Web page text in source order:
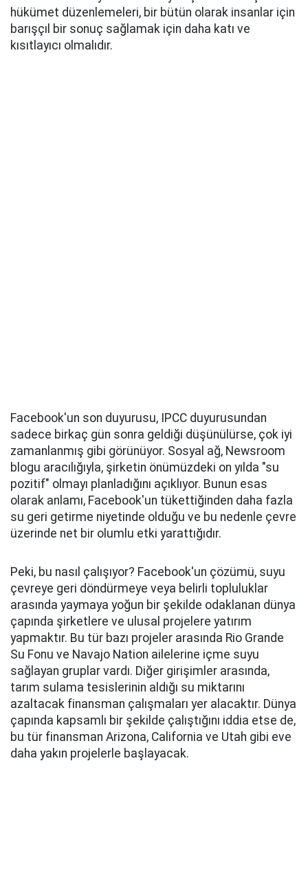
hükümet düzenlemeleri, bir bütün olarak insanlar için
barışçıl bir sonuç sağlamak için daha katı ve
kısıtlayıcı olmalıdır.
Facebook'un son duyurusu, IPCC duyurusundan
sadece birkaç gün sonra geldiği düşünülürse, çok iyi
zamanlanmış gibi görünüyor. Sosyal ağ, Newsroom
blogu aracılığıyla, şirketin önümüzdeki on yılda "su
pozitif" olmayı planladığını açıklıyor. Bunun esas
olarak anlamı, Facebook'un tükettiğinden daha fazla
su geri getirme niyetinde olduğu ve bu nedenle çevre
üzerinde net bir olumlu etki yarattığıdır.
Peki, bu nasıl çalışıyor? Facebook'un çözümü, suyu
çevreye geri döndürmeye veya belirli topluluklar
arasında yaymaya yoğun bir şekilde odaklanan dünya
çapında şirketlere ve ulusal projelere yatırım
yapmaktır. Bu tür bazı projeler arasında Rio Grande
Su Fonu ve Navajo Nation ailelerine içme suyu
sağlayan gruplar vardı. Diğer girişimler arasında,
tarım sulama tesislerinin aldığı su miktarını
azaltacak finansman çalışmaları yer alacaktır. Dünya
çapında kapsamlı bir şekilde çalıştığını iddia etse de,
bu tür finansman Arizona, California ve Utah gibi eve
daha yakın projelerle başlayacak.